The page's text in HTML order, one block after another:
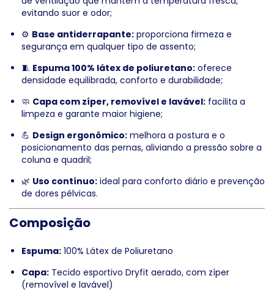
evitando suor e odor;
⚙️ Base antiderrapante: proporciona firmeza e
segurança em qualquer tipo de assento;
🧵 Espuma 100% látex de poliuretano: oferece
densidade equilibrada, conforto e durabilidade;
🧼 Capa com zíper, removível e lavável: facilita a
limpeza e garante maior higiene;
💪 Design ergonômico: melhora a postura e o
posicionamento das pernas, aliviando a pressão sobre a
coluna e quadril;
🌿 Uso contínuo: ideal para conforto diário e prevenção
de dores pélvicas.
Composição
Espuma: 100% Látex de Poliuretano
Capa: Tecido esportivo Dryfit aerado, com zíper
(removível e lavável)